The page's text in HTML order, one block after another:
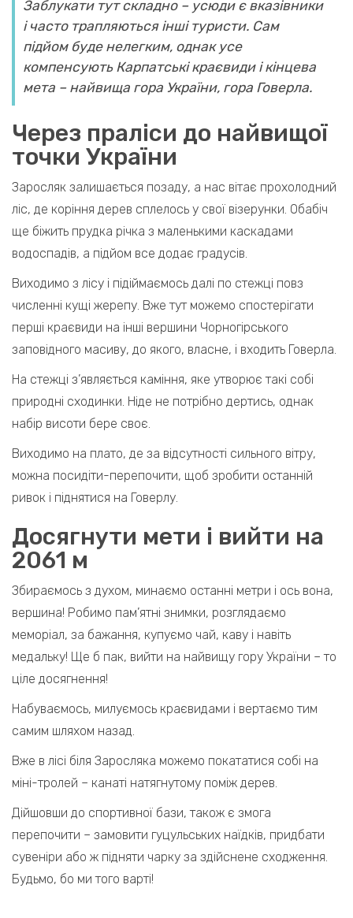
Заблукати тут складно – усюди є вказівники
і часто трапляються інші туристи. Сам
підйом буде нелегким, однак усе
компенсують Карпатські краєвиди і кінцева
мета – найвища гора України, гора Говерла.
Через праліси до найвищої
точки України
Заросляк залишається позаду, а нас вітає прохолодний
ліс, де коріння дерев сплелось у свої візерунки. Обабіч
ще біжить прудка річка з маленькими каскадами
водоспадів, а підйом все додає градусів.
Виходимо з лісу і підіймаємось далі по стежці повз
численні кущі жерепу. Вже тут можемо спостерігати
перші краєвиди на інші вершини Чорногірського
заповідного масиву, до якого, власне, і входить Говерла.
На стежці з’являється каміння, яке утворює такі собі
природні сходинки. Ніде не потрібно дертись, однак
набір висоти бере своє.
Виходимо на плато, де за відсутності сильного вітру,
можна посидіти-перепочити, щоб зробити останній
ривок і піднятися на Говерлу.
Досягнути мети і вийти на
2061 м
Збираємось з духом, минаємо останні метри і ось вона,
вершина! Робимо пам’ятні знимки, розглядаємо
меморіал, за бажання, купуємо чай, каву і навіть
медальку! Ще б пак, вийти на найвищу гору України – то
ціле досягнення!
Набуваємось, милуємось краєвидами і вертаємо тим
самим шляхом назад.
Вже в лісі біля Заросляка можемо покататися собі на
міні-тролей – канаті натягнутому поміж дерев.
Дійшовши до спортивної бази, також є змога
перепочити – замовити гуцульських наїдків, придбати
сувеніри або ж підняти чарку за здійснене сходження.
Будьмо, бо ми того варті!